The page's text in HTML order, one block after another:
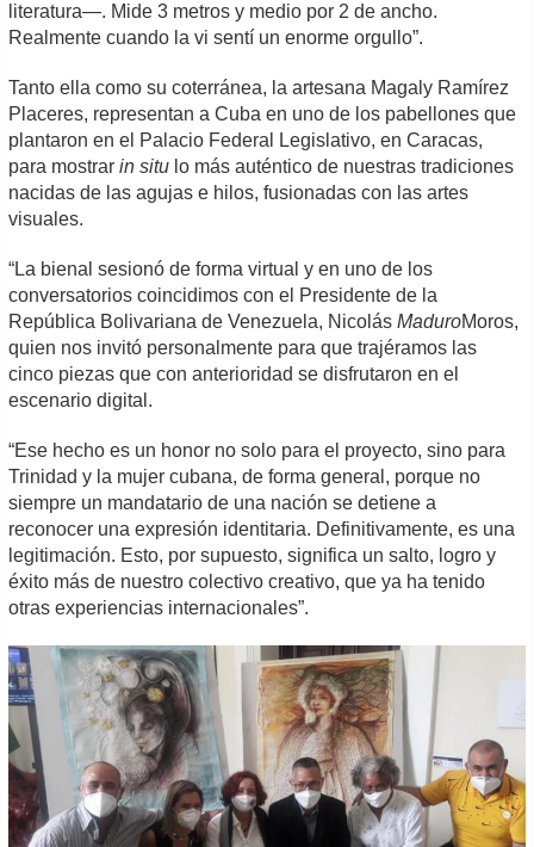
literatura—. Mide 3 metros y medio por 2 de ancho.
Realmente cuando la vi sentí un enorme orgullo”.
Tanto ella como su coterránea, la artesana Magaly Ramírez
Placeres, representan a Cuba en uno de los pabellones que
plantaron en el Palacio Federal Legislativo, en Caracas,
para mostrarin situ lo más auténtico de nuestras tradiciones
nacidas de las agujas e hilos, fusionadas con las artes
visuales.
“La bienal sesionó de forma virtual y en uno de los
conversatorios coincidimos con el Presidente de la
República Bolivariana de Venezuela, NicolásMaduroMoros,
quien nos invitó personalmente para que trajéramos las
cinco piezas que con anterioridad se disfrutaron en el
escenario digital.
“Ese hecho es un honor no solo para el proyecto, sino para
Trinidad y la mujer cubana, de forma general, porque no
siempre un mandatario de una nación se detiene a
reconocer una expresión identitaria. Definitivamente, es una
legitimación. Esto, por supuesto, significa un salto, logro y
éxito más de nuestro colectivo creativo, que ya ha tenido
otras experiencias internacionales”.